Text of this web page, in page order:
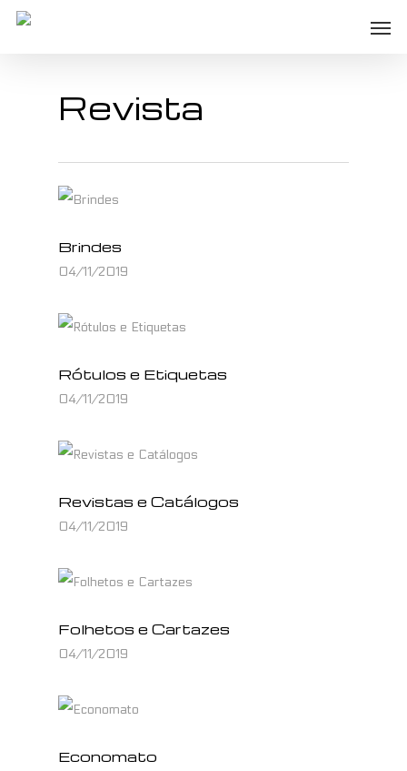
Skip
Revista
Brindes
04/11/2019
Rótulos e Etiquetas
04/11/2019
Revistas e Catálogos
04/11/2019
Folhetos e Cartazes
04/11/2019
Economato